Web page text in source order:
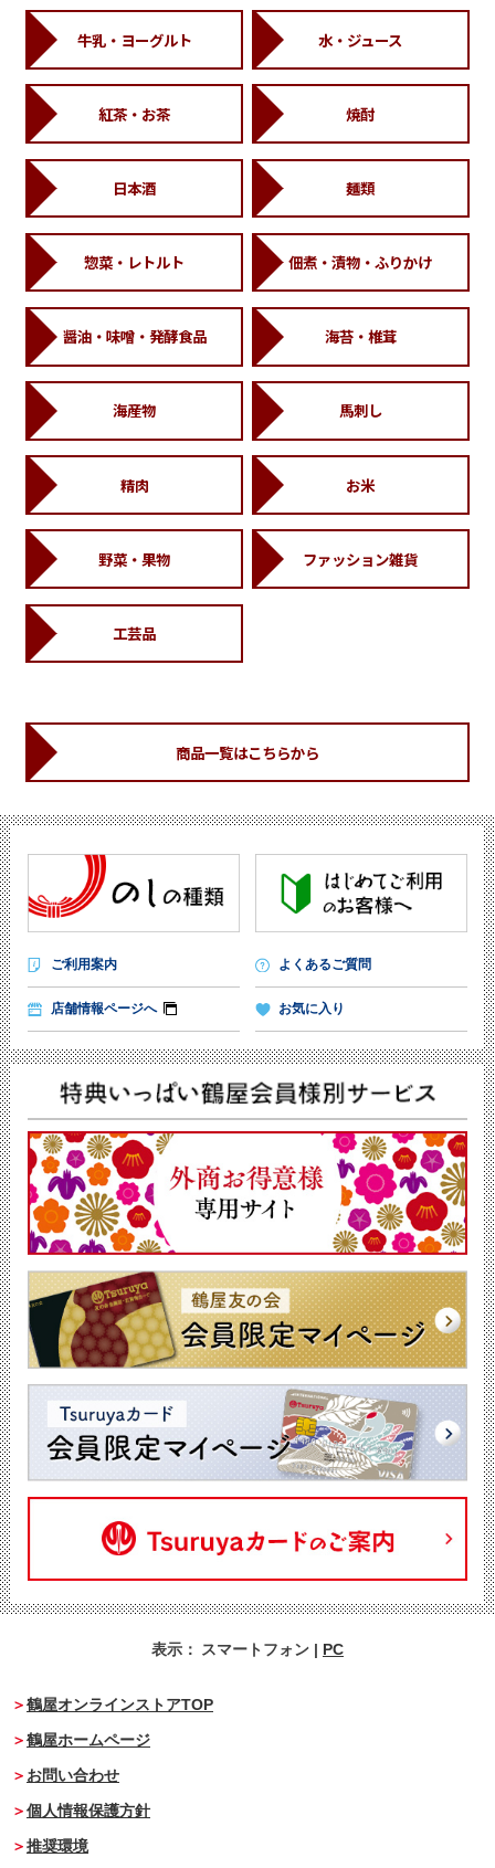
牛乳・ヨーグルト 水・ジュース
紅茶・お茶 焼酎
日本酒 麺類
惣菜・レトルト 佃煮・漬物・ふりかけ
醤油・味噌・発酵食品 海苔・椎茸
海産物 馬刺し
精肉 お米
野菜・果物 ファッション雑貨
工芸品
商品一覧はこちらから
ご利用案内 よくあるご質問
店舗情報ページへ お気に入り
表示： スマートフォン | PC
鶴屋オンラインストアTOP
鶴屋ホームページ
お問い合わせ
個人情報保護方針
推奨環境